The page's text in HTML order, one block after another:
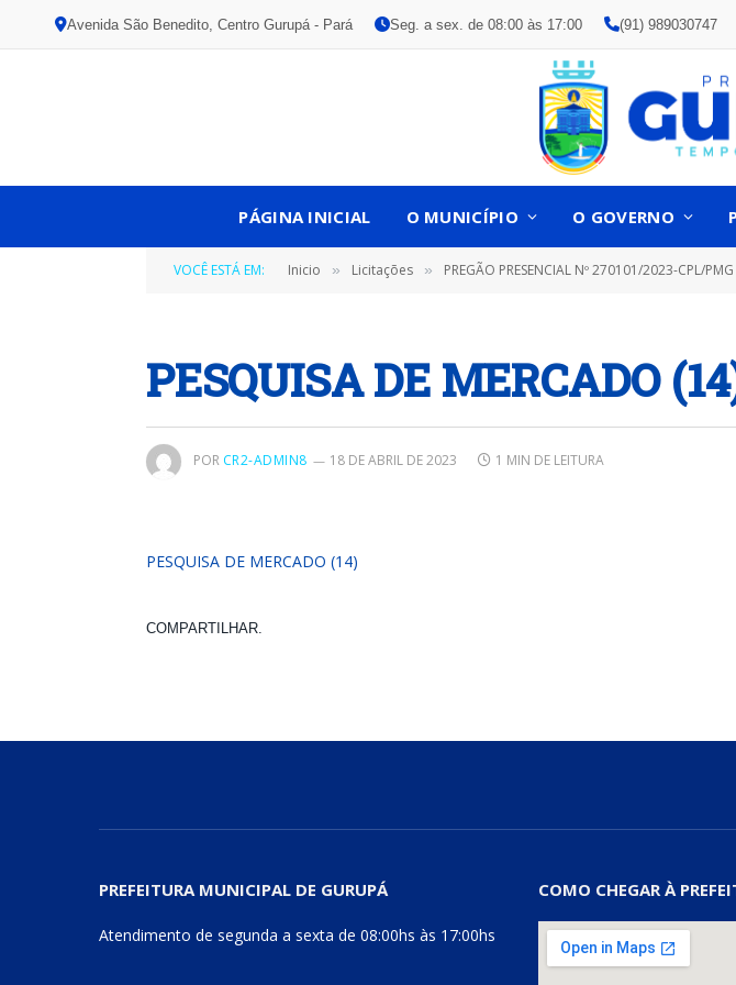
Avenida São Benedito, Centro Gurupá - Pará Seg. a sex. de 08:00 às 17:00 (91) 989030747
PÁGINA INICIAL O MUNICÍPIO O GOVERNO
VOCÊ ESTÁ EM: Inicio » Licitações » PREGÃO PRESENCIAL Nº 270101/2023-CPL/PMG (AQUISIÇÃO DE
PESQUISA DE MERCADO
POR CR2-ADMIN8 18 DE ABRIL DE 2023 1 MIN DE LEITURA
PESQUISA DE MERCADO (14)
COMPARTILHAR.
PREFEITURA MUNICIPAL DE GURUPÁ
Atendimento de segunda a sexta de 08:00hs às 17:00hs
COMO CHEGAR À